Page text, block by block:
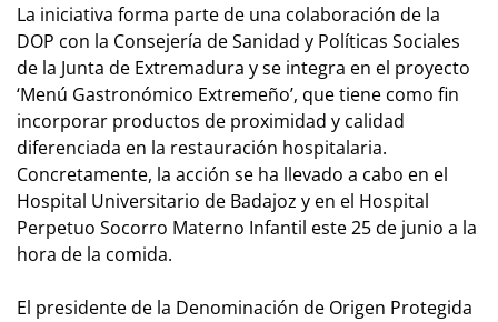
La iniciativa forma parte de una colaboración de la
DOP con la Consejería de Sanidad y Políticas Sociales
de la Junta de Extremadura y se integra en el proyecto
‘Menú Gastronómico Extremeño’, que tiene como fin
incorporar productos de proximidad y calidad
diferenciada en la restauración hospitalaria.
Concretamente, la acción se ha llevado a cabo en el
Hospital Universitario de Badajoz y en el Hospital
Perpetuo Socorro Materno Infantil este 25 de junio a la
hora de la comida.
El presidente de la Denominación de Origen Protegida